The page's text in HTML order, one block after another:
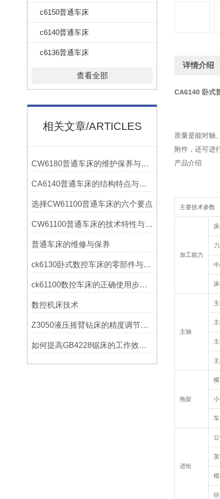
c6150普通车床
c6140普通车床
c6136普通车床
查看全部
相关文章/ARTICLES
CW6180普通车床的维护保养与延长使用寿命技巧说明
CA6140普通车床的结构特点与工作原理解析
选择CW61100普通车床的六个要点
CW61100普通车床的技术特性与操作优势
普通车床的维修与保养
ck6130卧式数控车床的零部件与配置解析
ck61100数控车床的正确使用步骤是什么？
数控机床技术
Z3050液压摇臂钻床的精度调节与稳定性提升
如何提高GB4228锯床的工作效率？
详情介绍
CA6140 卧式
质量是能对轴
附件，还可进
产品介绍
主要技术参数
加工能力
主轴
拖架
进给